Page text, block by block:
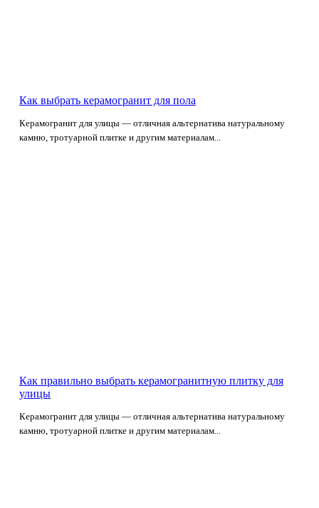
Как выбрать керамогранит для пола
Керамогранит для улицы — отличная альтернатива натуральному
камню, тротуарной плитке и другим материалам...
Как правильно выбрать керамогранитную плитку для
улицы
Керамогранит для улицы — отличная альтернатива натуральному
камню, тротуарной плитке и другим материалам...